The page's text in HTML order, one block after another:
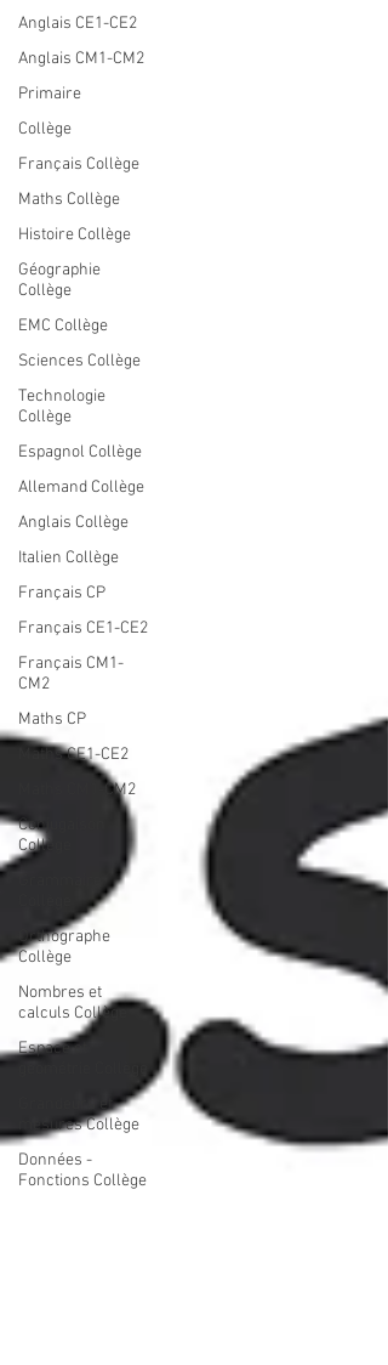
Anglais CE1-CE2
Anglais CM1-CM2
Primaire
Collège
Français Collège
Maths Collège
Histoire Collège
Géographie
Collège
EMC Collège
Sciences Collège
Technologie
Collège
Espagnol Collège
Allemand Collège
Anglais Collège
Italien Collège
Français CP
Français CE1-CE2
Français CM1-
CM2
Maths CP
Maths CE1-CE2
Maths CM1-CM2
Conjugaison
Collège
Orthographe
Collège
Nombres et
calculs Collège
Espace et
Grandeurs et
mesures Collège
Données -
Fonctions Collège